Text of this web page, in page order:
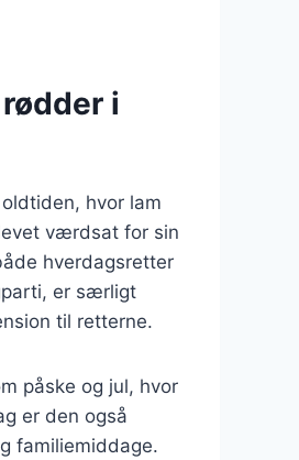
i
hvor lam
værdsat for sin
hverdagsretter
er særligt
til retterne.
påske og jul, hvor
er den også
familiemiddage.